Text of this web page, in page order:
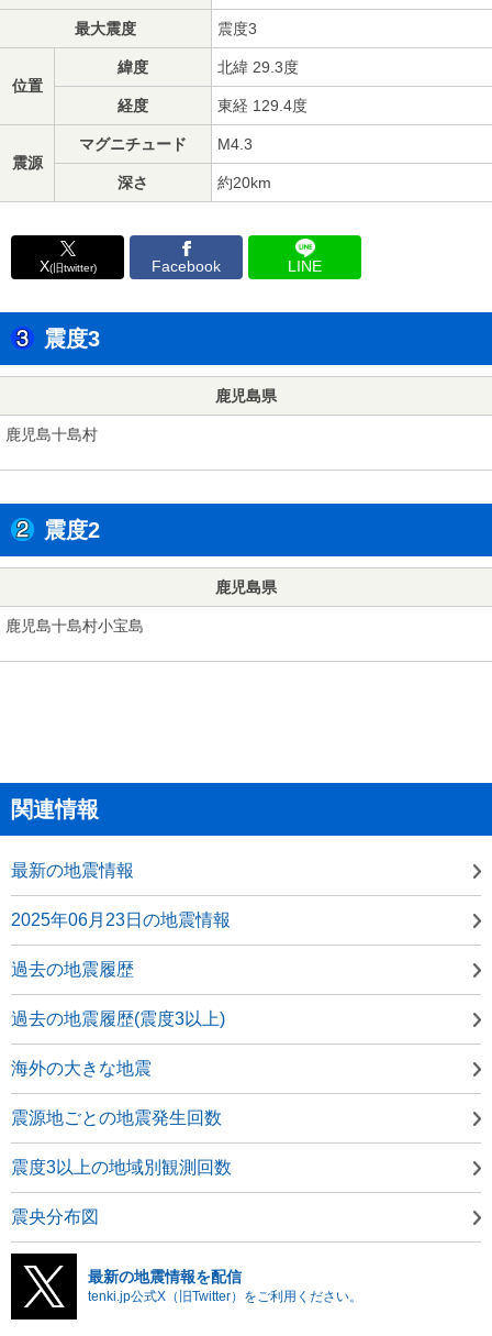
最大震度 震度3
位置
緯度 北緯 29.3度
経度 東経 129.4度
震源
マグニチュード M4.3
深さ 約20km
X(旧twitter) Facebook LINE
震度3
鹿児島県
鹿児島十島村
震度2
鹿児島県
鹿児島十島村小宝島
関連情報
最新の地震情報
2025年06月23日の地震情報
過去の地震履歴
過去の地震履歴(震度3以上)
海外の大きな地震
震源地ごとの地震発生回数
震度3以上の地域別観測回数
震央分布図
最新の地震情報を配信
tenki.jp公式X（旧Twitter）をご利用ください。